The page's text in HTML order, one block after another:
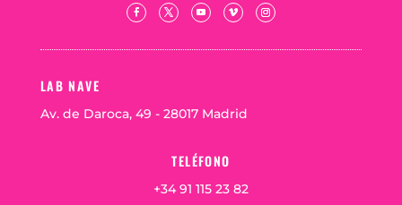
LAB NAVE
Av. de Daroca, 49 - 28017 Madrid
TELÉFONO
+34 91 115 23 82